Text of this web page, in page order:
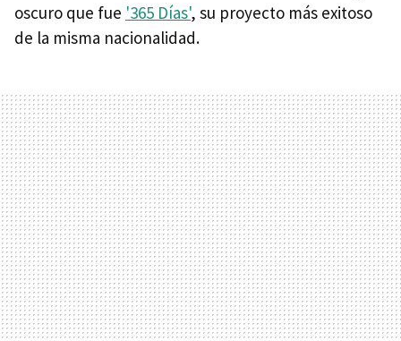
oscuro que fue '365 Días', su proyecto más exitoso
de la misma nacionalidad.